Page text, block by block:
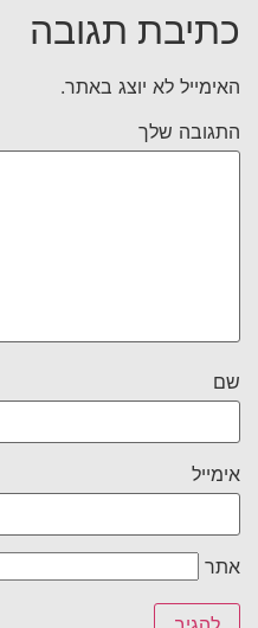
כתיבת תגובה
האימייל לא יוצג באתר.
התגובה שלך
שם
אימייל
אתר